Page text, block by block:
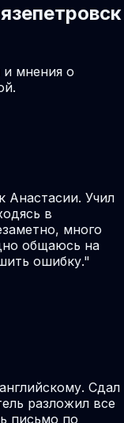
и мнения о
Анастасии. Учил
в
много
общаюсь на
ошибку."
Сдал
разложил все
письмо по